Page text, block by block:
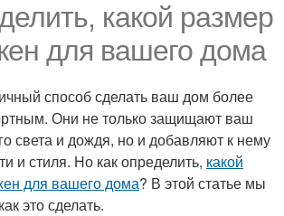
какой размер
для вашего дома
способ сделать ваш дом более
Они не только защищают ваш
света и дождя, но и добавляют к нему
и стиля. Но как определить, какой
для вашего дома? В этой статье мы
это сделать.